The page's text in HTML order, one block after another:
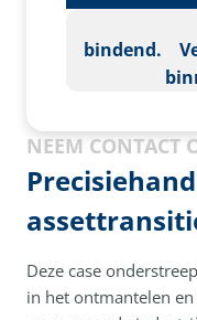
bindend.
NEEM CONTACT
Deze case
in het ontmantelen